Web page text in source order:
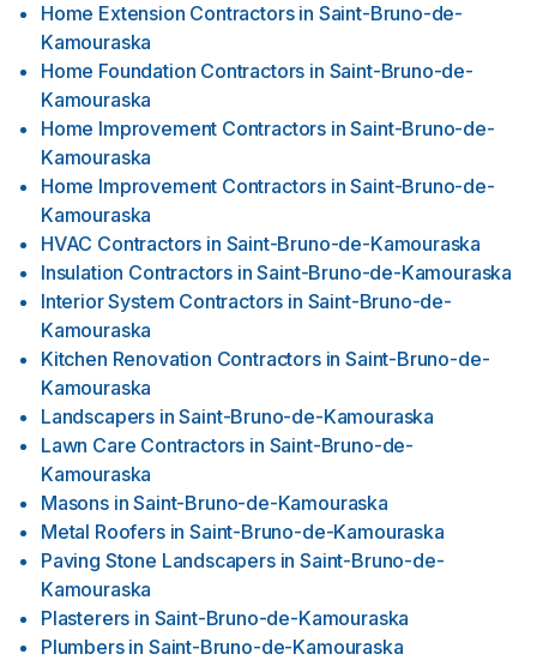
Home Extension Contractors in Saint-Bruno-de-
Kamouraska
Home Foundation Contractors in Saint-Bruno-de-
Kamouraska
Home Improvement Contractors in Saint-Bruno-de-
Kamouraska
Home Improvement Contractors in Saint-Bruno-de-
Kamouraska
HVAC Contractors in Saint-Bruno-de-Kamouraska
Insulation Contractors in Saint-Bruno-de-Kamouraska
Interior System Contractors in Saint-Bruno-de-
Kamouraska
Kitchen Renovation Contractors in Saint-Bruno-de-
Kamouraska
Landscapers in Saint-Bruno-de-Kamouraska
Lawn Care Contractors in Saint-Bruno-de-
Kamouraska
Masons in Saint-Bruno-de-Kamouraska
Metal Roofers in Saint-Bruno-de-Kamouraska
Paving Stone Landscapers in Saint-Bruno-de-
Kamouraska
Plasterers in Saint-Bruno-de-Kamouraska
Plumbers in Saint-Bruno-de-Kamouraska